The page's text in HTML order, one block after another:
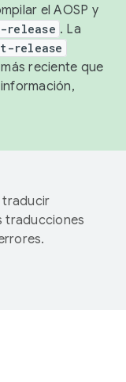
el AOSP y
release . La
release
reciente que
traducir
traducciones